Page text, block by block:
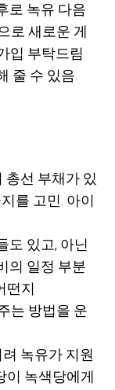
로 녹유 다음
로 새로운 게
입 부탁드림
줄 수 있음.
총선 부채가 있
를 고민. 아이
도 있고, 아닌
의 일정 부분
떤지
는 방법을 운
녹유가 지원
이 녹색당에게